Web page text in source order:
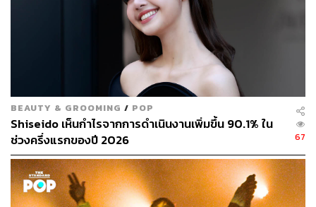
BEAUTY & GROOMING / POP
Shiseido เห็นกำไรจากการดำเนินงานเพิ่มขึ้น 90.1% ใน
ช่วงครึ่งแรกของปี 2026
67